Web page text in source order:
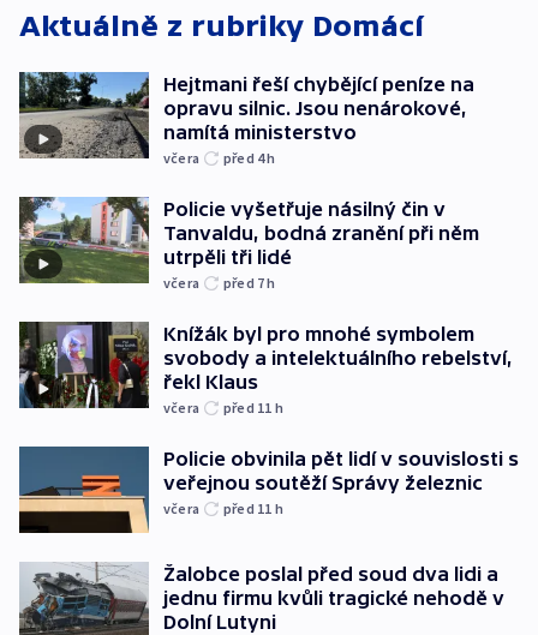
Aktuálně z rubriky Domácí
Hejtmani řeší chybějící peníze na
opravu silnic. Jsou nenárokové,
namítá ministerstvo
včera před 4h
Policie vyšetřuje násilný čin v
Tanvaldu, bodná zranění při něm
utrpěli tři lidé
včera před 7h
Knížák byl pro mnohé symbolem
svobody a intelektuálního rebelství,
řekl Klaus
včera před 11 h
Policie obvinila pět lidí v souvislosti s
veřejnou soutěží Správy železnic
včera před 11 h
Žalobce poslal před soud dva lidi a
jednu firmu kvůli tragické nehodě v
Dolní Lutyni